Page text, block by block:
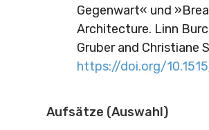
Gegenwart« und
Architecture. Linn
Gruber and Christiane
https://doi.org/
Aufsätze (Auswahl)